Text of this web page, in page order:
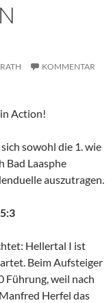
KOMMENTAR
Action!
sowohl die 1. wie
Bad Laasphe
auszutragen.
Hellertal I ist
Beim Aufsteiger
Führung, weil nach
Herfel das